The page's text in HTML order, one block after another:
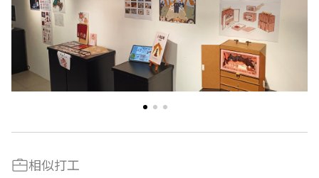
相似打工